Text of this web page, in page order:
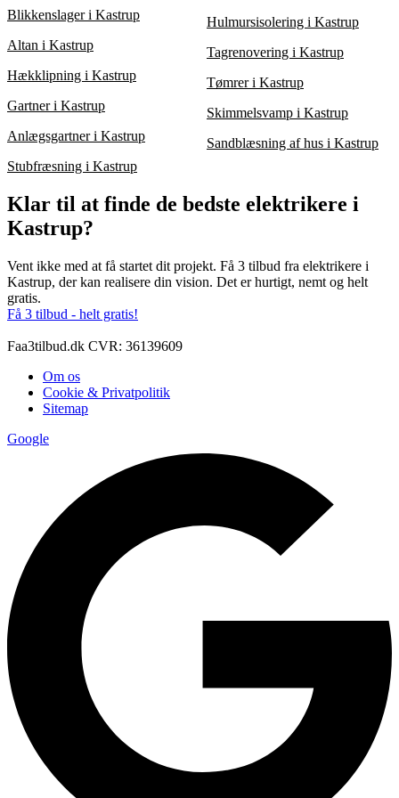
Blikkenslager i Kastrup
Altan i Kastrup
Hækklipning i Kastrup
Gartner i Kastrup
Anlægsgartner i Kastrup
Stubfræsning i Kastrup
Hulmursisolering i Kastrup
Tagrenovering i Kastrup
Tømrer i Kastrup
Skimmelsvamp i Kastrup
Sandblæsning af hus i Kastrup
Klar til at finde de bedste elektrikere i
Kastrup?
Vent ikke med at få startet dit projekt. Få 3 tilbud fra elektrikere i
Kastrup, der kan realisere din vision. Det er hurtigt, nemt og helt
gratis.
Få 3 tilbud - helt gratis!
Faa3tilbud.dk CVR: 36139609
Om os
Cookie & Privatpolitik
Sitemap
Google